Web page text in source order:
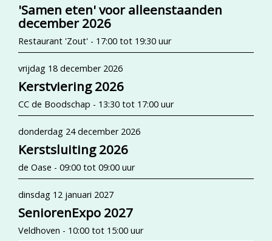
'Samen eten' voor alleenstaanden
december 2026
Restaurant 'Zout' - 17:00 tot 19:30 uur
vrijdag 18 december 2026
Kerstviering 2026
CC de Boodschap - 13:30 tot 17:00 uur
donderdag 24 december 2026
Kerstsluiting 2026
de Oase - 09:00 tot 09:00 uur
dinsdag 12 januari 2027
SeniorenExpo 2027
Veldhoven - 10:00 tot 15:00 uur